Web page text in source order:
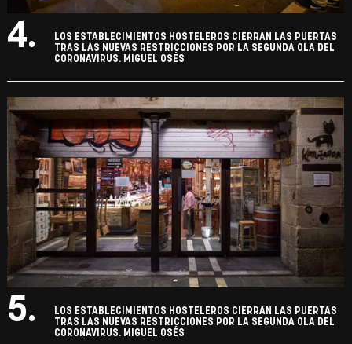
4.
LOS ESTABLECIMIENTOS HOSTELEROS CIERRAN LAS PUERTAS
TRAS LAS NUEVAS RESTRICCIONES POR LA SEGUNDA OLA DEL
CORONAVIRUS. MIGUEL OSÉS
5.
LOS ESTABLECIMIENTOS HOSTELEROS CIERRAN LAS PUERTAS
TRAS LAS NUEVAS RESTRICCIONES POR LA SEGUNDA OLA DEL
CORONAVIRUS. MIGUEL OSÉS